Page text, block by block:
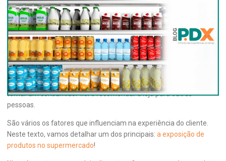
8 dicas para melhorar a exposição dos
produtos no seu supermercado
A qualidade daexperiência do clienteé fundamental para obter
sucesso em um supermercado. Quanto mais facilidade ele tem
para comprar, mais chances de ter uma jornada satisfatória, se
tornar um consumidor fiel e recomendar a loja para outras
pessoas.
São vários os fatores que influenciam na experiência do cliente.
Neste texto, vamos detalhar um dos principais: a exposição de
produtos no supermercado!